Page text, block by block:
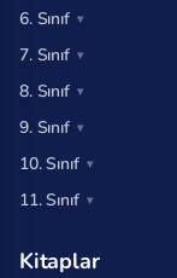
6. Sınıf
7. Sınıf
8. Sınıf
9. Sınıf
10. Sınıf
11. Sınıf
Kitaplar